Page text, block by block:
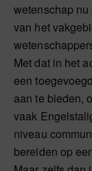
wetenschap
van het
Met dat in het
een
aan te bieden,
vaak
niveau
bereiden op